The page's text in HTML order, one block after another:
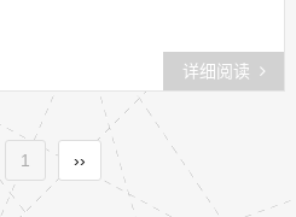
详细阅读
1 ››